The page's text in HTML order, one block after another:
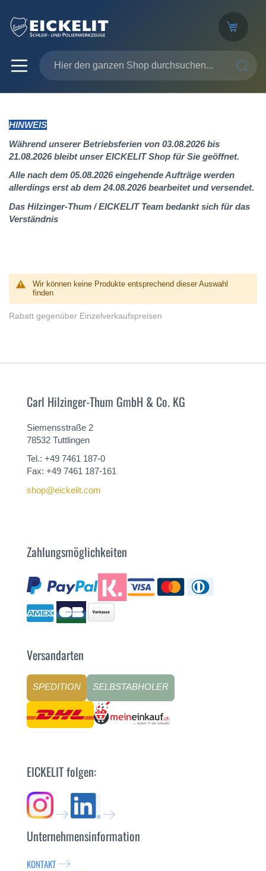
SUCHE
HINWEIS
Während unserer Betriebsferien von 03.08.2026 bis
21.08.2026 bleibt unser EICKELIT Shop für Sie geöffnet.
Alle nach dem 05.08.2026 eingehende Aufträge werden
allerdings erst ab dem 24.08.2026 bearbeitet und versendet.
Das Hilzinger-Thum / EICKELIT Team bedankt sich für das
Verständnis
Wir können keine Produkte entsprechend dieser Auswahl
finden
Rabatt gegenüber Einzelverkaufspreisen
Carl Hilzinger-Thum GmbH & Co. KG
Siemensstraße 2
78532 Tuttlingen
Tel.: +49 7461 187-0
Fax: +49 7461 187-161
shop@eickelit.com
Zahlungsmöglichkeiten
Versandarten
SPEDITION SELBSTABHOLER
EICKELIT folgen:
Unternehmensinformation
KONTAKT